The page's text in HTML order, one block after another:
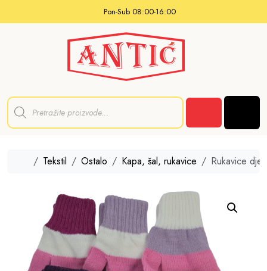
Pon-Sub 08:00-16:00
P
d
HomeTekstil Ostalo Kapa, šal, rukavice Rukavice